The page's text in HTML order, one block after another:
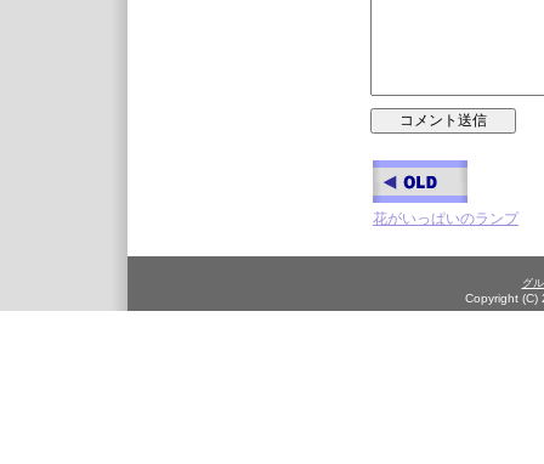
花がいっぱいのランプ
グ
Copyright (C)